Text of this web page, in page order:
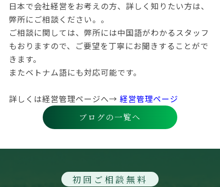
日本で会社経営をお考えの方、詳しく知りたい方は、
弊所にご相談ください。。
ご相談に関しては、弊所には中国語がわかるスタッフ
もおりますので、ご要望を丁寧にお聞きすることがで
きます。
またベトナム語にも対応可能です。
詳しくは経営管理ページへ→ 経営管理ページ
ブログの一覧へ
初回ご相談無料